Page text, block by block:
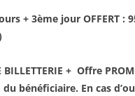
+ 3ème jour OFFERT
BILLETTERIE + Offre
bénéficiaire. En cas